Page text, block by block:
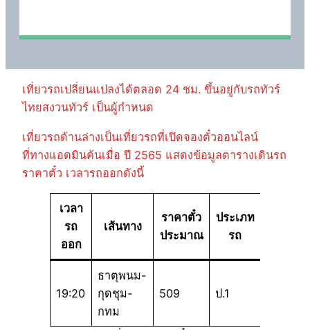
เที่ยวรถเปลี่ยนแปลงได้ตลอด 24 ชม. ขึ้นอยู่กับรถทัวร์
ไทยสงวนทัวร์ เป็นผู้กำหนด
เที่ยวรถด้านล่างเป็นเที่ยวรถที่เปิดจองตั๋วออนไลน์
ที่ทางแอดมินค้นเมื่อ ปี 2565 แสดงข้อมูลตารางเดินรถ
ราคาตั๋ว เวลารถออกดังนี้
เวลา
รถ
ออก
เส้นทาง
ราคาตั๋ว
ประมาณ
ประเภท
รถ
19:20
ธาตุพนม-
กุดชุม-
กทม
509 ป.1